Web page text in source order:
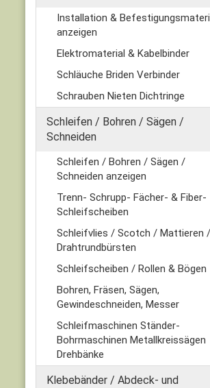
Installation &
anzeigen
Elektromaterial & Kabelbinder
Schläuche Briden Verbinder
Schrauben Nieten Dichtringe
Schleifen / Bohren / Sägen /
Schneiden
Schleifen / Bohren / Sägen /
Schneiden anzeigen
Trenn- Schrupp- Fächer- & Fiber-
Schleifscheiben
Schleifvlies / Scotch / Mattieren /
Drahtrundbürsten
Schleifscheiben / Rollen & Bögen
Bohren, Fräsen, Sägen,
Gewindeschneiden, Messer
Schleifmaschinen Ständer-
Bohrmaschinen Metallkreissägen
Drehbänke
Klebebänder / Abdeck- und